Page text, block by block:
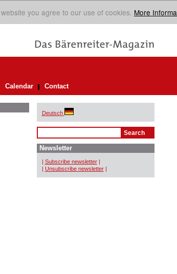
you agree to our use of cookies. More
Calendar Contact
Deutsch
Newsletter
| Subscribe newsletter |
| Unsubscribe newsletter |